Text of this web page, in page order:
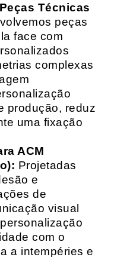
Técnicas
peças
face com
complexas
produção, reduz
uma fixação
ACM
Projetadas
e
de
visual
com o
a intempéries e